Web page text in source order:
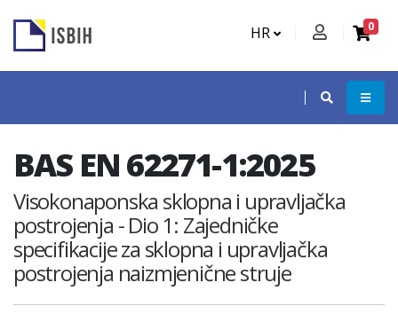
HR 0
BAS EN 62271-1:2025
Visokonaponska sklopna i upravljačka
postrojenja - Dio 1: Zajedničke
specifikacije za sklopna i upravljačka
postrojenja naizmjenične struje